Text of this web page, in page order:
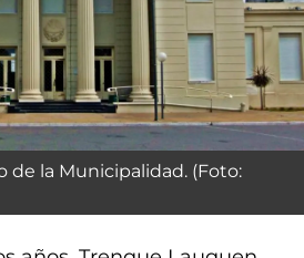
de la Municipalidad. (Foto: